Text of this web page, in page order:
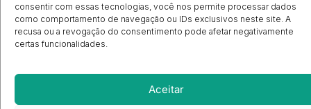
consentir com essas tecnologias, você nos permite processar dados
como comportamento de navegação ou IDs exclusivos neste site. A
recusa ou a revogação do consentimento pode afetar negativamente
certas funcionalidades.
Aceitar